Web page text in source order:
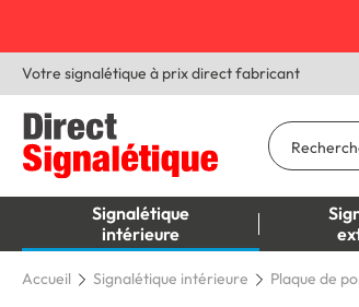
Votre signalétique à prix direct fabricant
Signalétique
intérieure
Accueil Signalétique intérieure Plaque de